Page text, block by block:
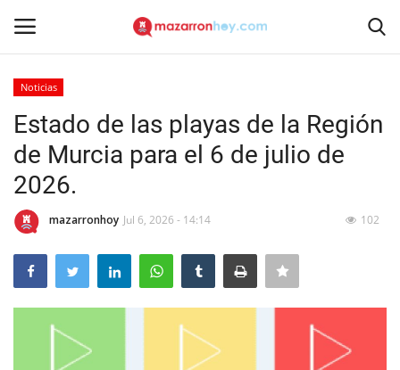
Inicio
Noticias
Entrevistas
Noticias
Estado de las playas de la Región
de Murcia para el 6 de julio de
2026.
mazarronhoy Jul 6, 2026 - 14:14 102